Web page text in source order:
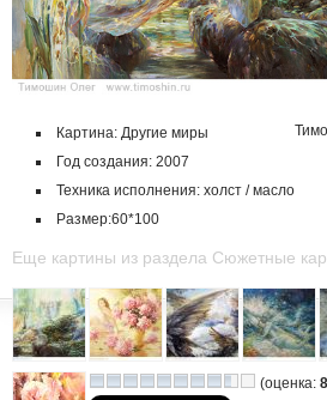
Картина: Другие миры
Год создания: 2007
Техника исполнения: холст / масло
Размер:60*100
Еще картины из раздела Сюжетные
(оценка: